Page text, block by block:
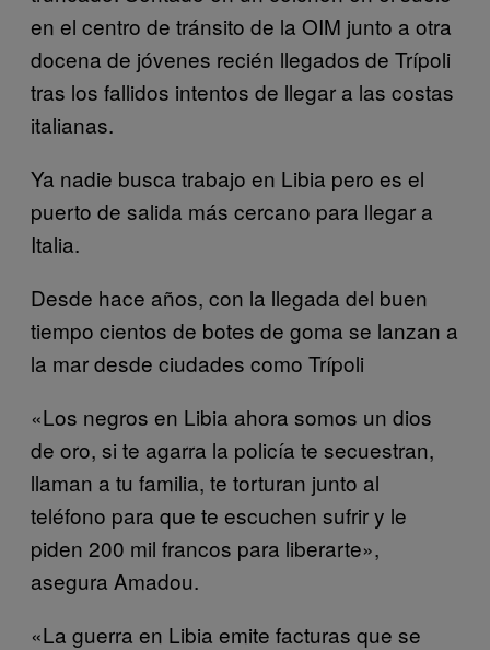
en el centro de tránsito de la OIM junto a otra
docena de jóvenes recién llegados de Trípoli
tras los fallidos intentos de llegar a las costas
italianas.
Ya nadie busca trabajo en Libia pero es el
puerto de salida más cercano para llegar a
Italia.
Desde hace años, con la llegada del buen
tiempo cientos de botes de goma se lanzan a
la mar desde ciudades como Trípoli
«Los negros en Libia ahora somos un dios
de oro, si te agarra la policía te secuestran,
llaman a tu familia, te torturan junto al
teléfono para que te escuchen sufrir y le
piden 200 mil francos para liberarte»,
asegura Amadou.
«La guerra en Libia emite facturas que se